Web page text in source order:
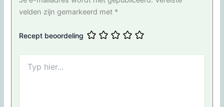
velden zijn gemarkeerd met *
Recept beoordeling
hier...